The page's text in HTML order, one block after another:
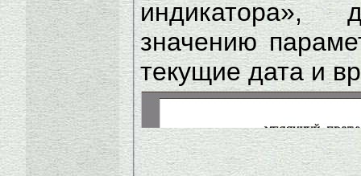
индикатора»,
значению
текущие дата и